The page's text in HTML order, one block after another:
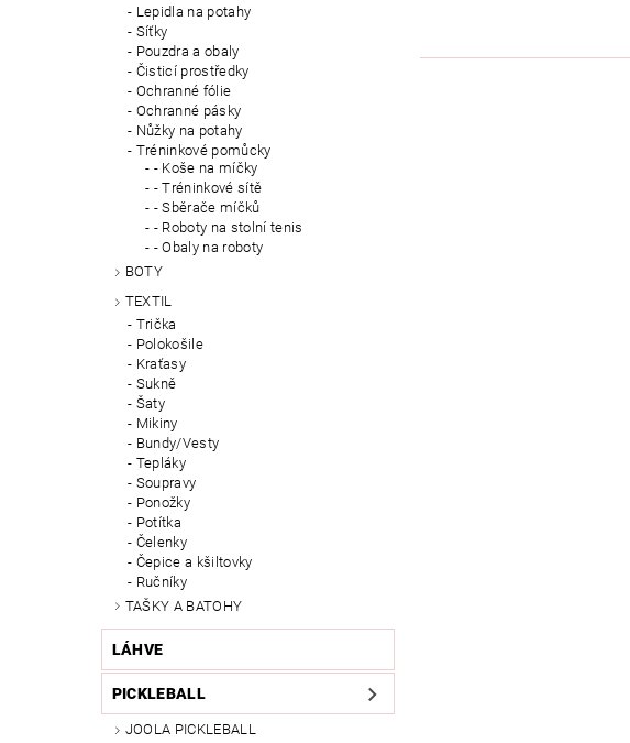
Lepidla na potahy
Síťky
Pouzdra a obaly
Čisticí prostředky
Ochranné fólie
Ochranné pásky
Nůžky na potahy
Tréninkové pomůcky
- Koše na míčky
- Tréninkové sítě
- Sběrače míčků
- Roboty na stolní tenis
- Obaly na roboty
BOTY
TEXTIL
Trička
Polokošile
Kraťasy
Sukně
Šaty
Mikiny
Bundy/Vesty
Tepláky
Soupravy
Ponožky
Potítka
Čelenky
Čepice a kšiltovky
Ručníky
TAŠKY A BATOHY
LÁHVE
PICKLEBALL
JOOLA PICKLEBALL